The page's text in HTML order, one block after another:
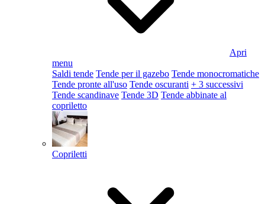
Apri
menu
Saldi tende Tende per il gazebo Tende monocromatiche
Tende pronte all'uso Tende oscuranti + 3 successivi
Tende scandinave Tende 3D Tende abbinate al
copriletto
Copriletti